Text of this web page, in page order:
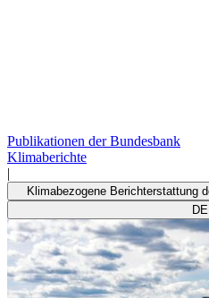
Publikationen der Bundesbank
Klimaberichte
|
Klimabezogene Berichterstattung
DE